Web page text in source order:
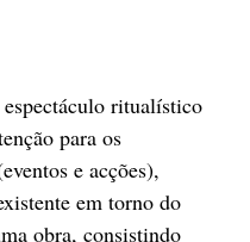
ritualístico
para os
e acções),
em torno do
obra, consistindo